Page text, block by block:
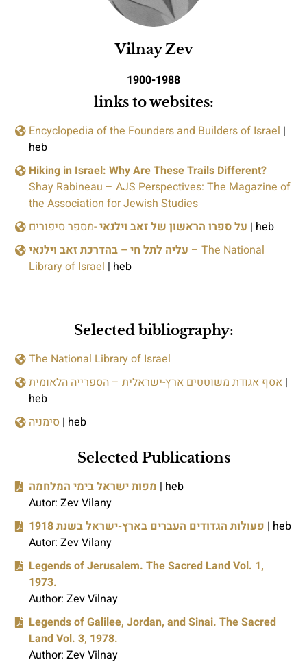
Vilnay Zev
1900-1988
links to websites:
Encyclopedia of the Founders and Builders of Israel |
heb
Hiking in Israel: Why Are These Trails Different?
Shay Rabineau – AJS Perspectives: The Magazine of
the Association for Jewish Studies
על ספרו הראשון של זאב וילנאי-מספר סיפורים
| heb
עליה לתל חי – בהדרכת זאב וילנאי – The National
Library of Israel | heb
Selected bibliography:
The National Library of Israel
אסף אגודת משוטטים ארץ-ישראלית – הספרייה הלאומית |
heb
סימניה | heb
Selected Publications
מפות ישראל בימי המלחמה | heb
Autor: Zev Vilany
| heb
Autor: Zev Vilany
Legends of Jerusalem. The Sacred Land Vol. 1,
1973.
Author: Zev Vilnay
Legends of Galilee, Jordan, and Sinai. The Sacred
Land Vol. 3, 1978.
Author: Zev Vilnay